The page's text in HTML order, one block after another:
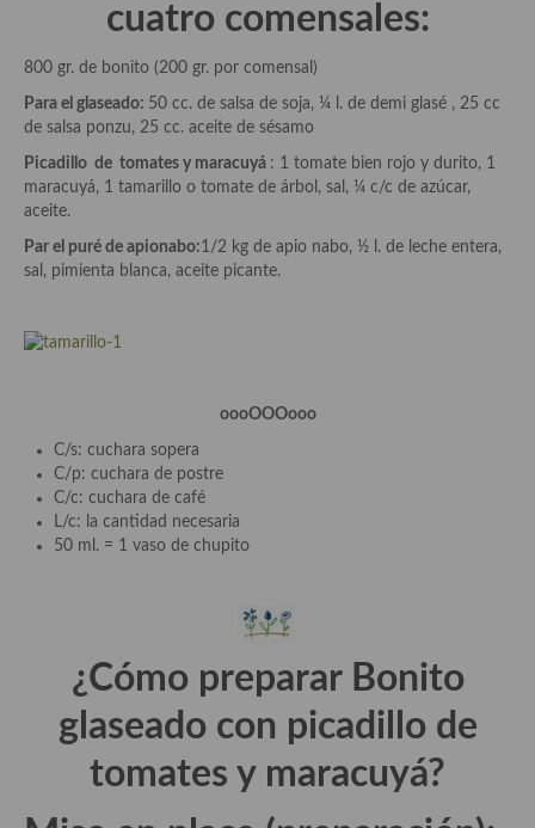
Arroces Y fideuás
Cuscús
Huevos
Plato principal
Pescado y Marisco
Postres y dulces
Salazones y encurtidos
Recetas Especiales
Recetas de Cuaresma
Recetas maridadas con los mejores AOVES
cuatro comensales:
800 gr. de bonito (200 gr. por comensal)
Para el glaseado: 50 cc. de salsa de soja, ¼ l. de demi glasé , 25 cc
de salsa ponzu, 25 cc. aceite de sésamo
Picadillo de tomates y maracuyá : 1 tomate bien rojo y durito, 1
maracuyá, 1 tamarillo o tomate de árbol, sal, ¼ c/c de azúcar,
aceite.
Par el puré de apionabo:1/2 kg de apio nabo, ½ l. de leche entera,
sal, pimienta blanca, aceite picante.
oooOOOooo
C/s: cuchara sopera
C/p: cuchara de postre
C/c: cuchara de café
L/c: la cantidad necesaria
50 ml. = 1 vaso de chupito
¿Cómo preparar Bonito
glaseado con picadillo de
tomates y maracuyá?